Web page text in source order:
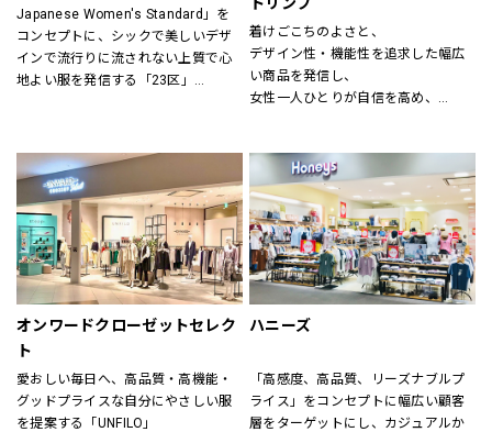
ー(NATURAL LAUNDRY)、グリン
(grin)、トリッペン（trippen）、カン
ペール（CAMPER）、ユウコイマニ
シ（yuko imanishi+）、ボンメゾン
レドラン（CLEDRAN）、アンパサン
ド（Ampersand）、ヒラメキ
（HIRAMEKI）、ビュレ
（BEAURE）、ポンタタ
（POMTATA）、カンポマッジ
（CAMPOMAGGI）、ラノジュエリー
（Lano）、コズリ（Causerie）、サ
ンリット（Sunlit）、タビトジュエリ
(Mallet)
Japanese Women's Standard」を
コンセプトに、シックで美しいデザ
インで流行りに流されない上質で心
地よい服を発信する「23区」
進化し続ける伝統を原点に、常に時
代性にマッチした「ネクスト・トラ
ッド」のライフスタイルを提案する
「J.PRESS」
公式オンラインストア「ONWARD
CROSSET」でお選びいただいた商品
を取り寄せて、店舗にてご試着、ご
購入いただける「クリック&トライ」
着けごこちのよさと、
デザイン性・機能性を追求した幅広
い商品を発信し、
女性一人ひとりが自信を高め、
オンワードクローゼットセレク
ト
愛おしい毎日へ、高品質・高機能・
グッドプライスな自分にやさしい服
を提案する「UNFILO」
ハニーズ
「高感度、高品質、リーズナブルプ
ライス」をコンセプトに幅広い顧客
層をターゲットにし、カジュアルか